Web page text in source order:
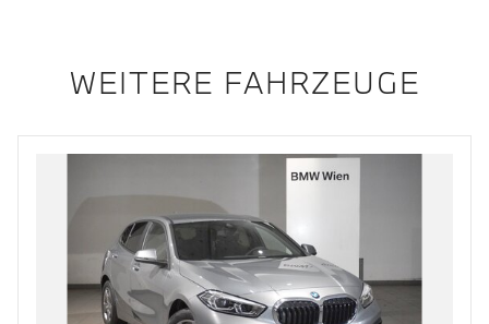
WEITERE FAHRZEUGE